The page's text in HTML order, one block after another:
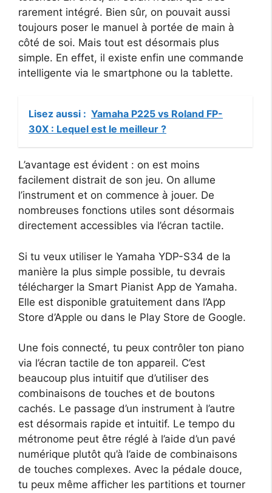
rarement intégré. Bien sûr, on pouvait aussi
toujours poser le manuel à portée de main à
côté de soi. Mais tout est désormais plus
simple. En effet, il existe enfin une commande
intelligente via le smartphone ou la tablette.
Lisez aussi : Yamaha P225 vs Roland FP-
30X : Lequel est le meilleur ?
L’avantage est évident : on est moins
facilement distrait de son jeu. On allume
l’instrument et on commence à jouer. De
nombreuses fonctions utiles sont désormais
directement accessibles via l’écran tactile.
Si tu veux utiliser le Yamaha YDP-S34 de la
manière la plus simple possible, tu devrais
télécharger la Smart Pianist App de Yamaha.
Elle est disponible gratuitement dans l’App
Store d’Apple ou dans le Play Store de Google.
Une fois connecté, tu peux contrôler ton piano
via l’écran tactile de ton appareil. C’est
beaucoup plus intuitif que d’utiliser des
combinaisons de touches et de boutons
cachés. Le passage d’un instrument à l’autre
est désormais rapide et intuitif. Le tempo du
métronome peut être réglé à l’aide d’un pavé
numérique plutôt qu’à l’aide de combinaisons
de touches complexes. Avec la pédale douce,
tu peux même afficher les partitions et tourner